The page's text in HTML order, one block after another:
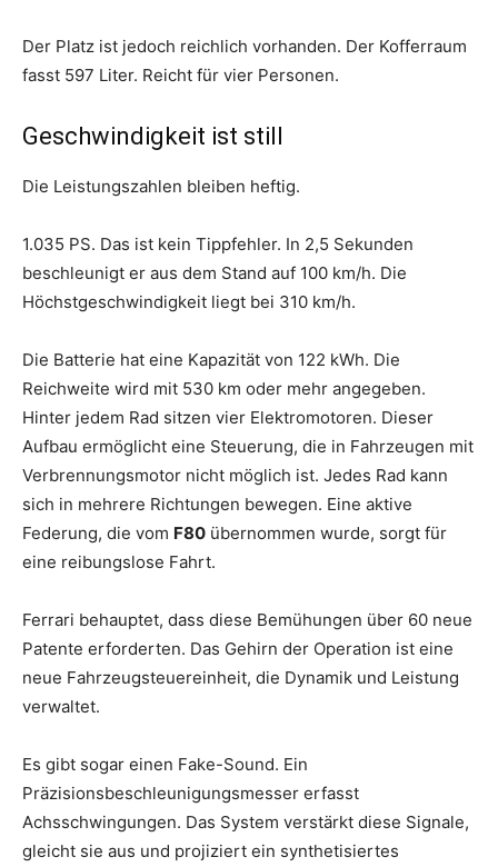
Der Platz ist jedoch reichlich vorhanden. Der Kofferraum
fasst 597 Liter. Reicht für vier Personen.
Geschwindigkeit ist still
Die Leistungszahlen bleiben heftig.
1.035 PS. Das ist kein Tippfehler. In 2,5 Sekunden
beschleunigt er aus dem Stand auf 100 km/h. Die
Höchstgeschwindigkeit liegt bei 310 km/h.
Die Batterie hat eine Kapazität von 122 kWh. Die
Reichweite wird mit 530 km oder mehr angegeben.
Hinter jedem Rad sitzen vier Elektromotoren. Dieser
Aufbau ermöglicht eine Steuerung, die in Fahrzeugen mit
Verbrennungsmotor nicht möglich ist. Jedes Rad kann
sich in mehrere Richtungen bewegen. Eine aktive
Federung, die vom F80 übernommen wurde, sorgt für
eine reibungslose Fahrt.
Ferrari behauptet, dass diese Bemühungen über 60 neue
Patente erforderten. Das Gehirn der Operation ist eine
neue Fahrzeugsteuereinheit, die Dynamik und Leistung
verwaltet.
Es gibt sogar einen Fake-Sound. Ein
Präzisionsbeschleunigungsmesser erfasst
Achsschwingungen. Das System verstärkt diese Signale,
gleicht sie aus und projiziert ein synthetisiertes